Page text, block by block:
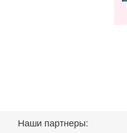
Наши партнеры: